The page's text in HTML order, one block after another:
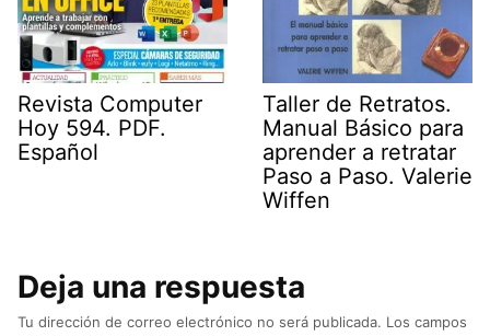
Revista Computer
Hoy 594. PDF.
Español
Taller de Retratos.
Manual Básico para
aprender a retratar
Paso a Paso. Valerie
Wiffen
Deja una respuesta
Tu dirección de correo electrónico no será publicada. Los campos